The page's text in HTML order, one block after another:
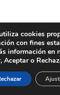
cookies
con fines
información en
Aceptar o